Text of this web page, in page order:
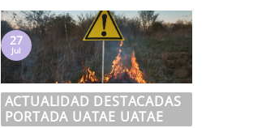
ACTUALIDAD DESTACADAS
PORTADA UATAE UATAE
27
Jul